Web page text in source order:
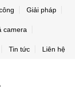
Giải pháp
camera
Tin tức Liên hệ